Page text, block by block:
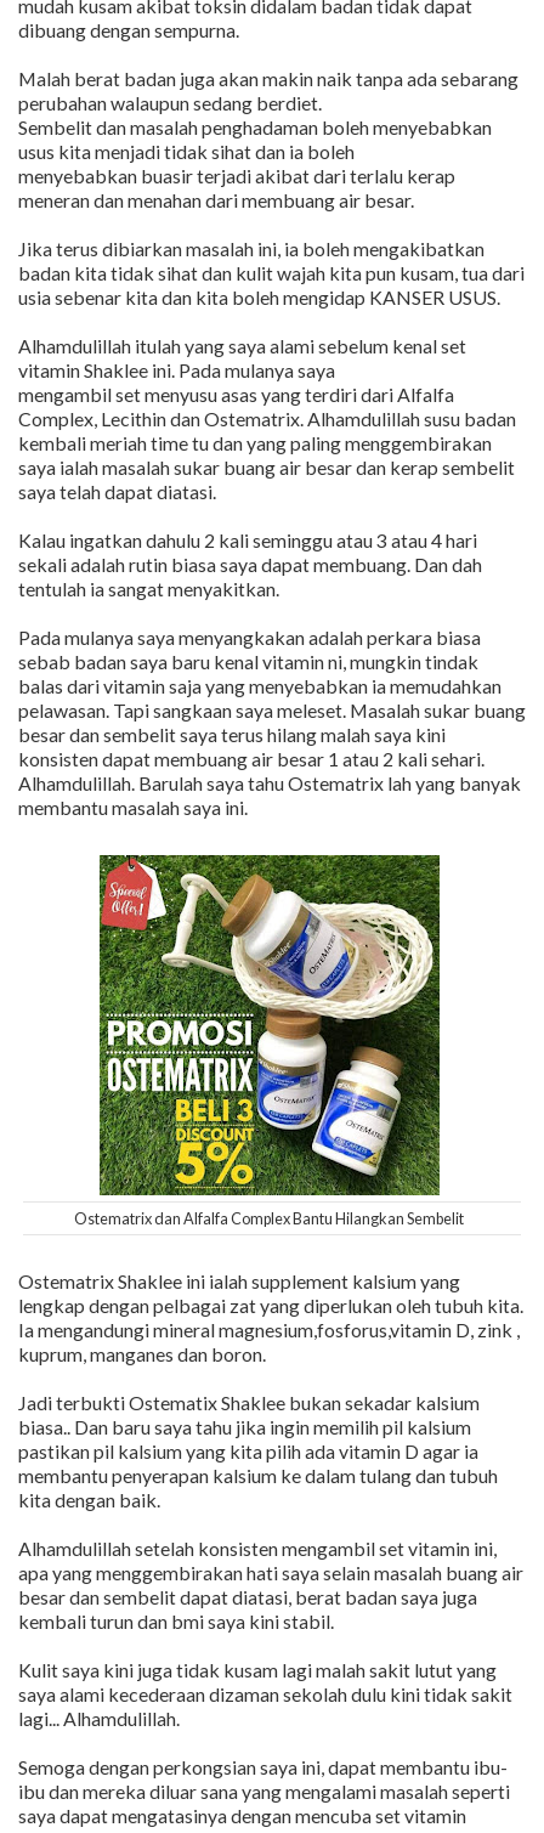
mudah kusam akibat toksin didalam badan tidak dapat
dibuang dengan sempurna.
Malah berat badan juga akan makin naik tanpa ada sebarang
perubahan walaupun sedang berdiet.
Sembelit dan masalah penghadaman boleh menyebabkan
usus kita menjadi tidak sihat dan ia boleh
menyebabkan buasir terjadi akibat dari terlalu kerap
meneran dan menahan dari membuang air besar.
Jika terus dibiarkan masalah ini, ia boleh mengakibatkan
badan kita tidak sihat dan kulit wajah kita pun kusam, tua dari
usia sebenar kita dan kita boleh mengidap KANSER USUS.
Alhamdulillah itulah yang saya alami sebelum kenal set
vitamin Shaklee ini. Pada mulanya saya
mengambil set menyusu asas yang terdiri dari Alfalfa
Complex, Lecithin dan Ostematrix. Alhamdulillah susu badan
kembali meriah time tu dan yang paling menggembirakan
saya ialah masalah sukar buang air besar dan kerap sembelit
saya telah dapat diatasi.
Kalau ingatkan dahulu 2 kali seminggu atau 3 atau 4 hari
sekali adalah rutin biasa saya dapat membuang. Dan dah
tentulah ia sangat menyakitkan.
Pada mulanya saya menyangkakan adalah perkara biasa
sebab badan saya baru kenal vitamin ni, mungkin tindak
balas dari vitamin saja yang menyebabkan ia memudahkan
pelawasan. Tapi sangkaan saya meleset. Masalah sukar buang
besar dan sembelit saya terus hilang malah saya kini
konsisten dapat membuang air besar 1 atau 2 kali sehari.
Alhamdulillah. Barulah saya tahu Ostematrix lah yang banyak
membantu masalah saya ini.
Ostematrix dan Alfalfa Complex Bantu Hilangkan Sembelit
Ostematrix Shaklee ini ialah supplement kalsium yang
lengkap dengan pelbagai zat yang diperlukan oleh tubuh kita.
Ia mengandungi mineral magnesium,fosforus,vitamin D, zink ,
kuprum, manganes dan boron.
Jadi terbukti Ostematix Shaklee bukan sekadar kalsium
biasa.. Dan baru saya tahu jika ingin memilih pil kalsium
pastikan pil kalsium yang kita pilih ada vitamin D agar ia
membantu penyerapan kalsium ke dalam tulang dan tubuh
kita dengan baik.
Alhamdulillah setelah konsisten mengambil set vitamin ini,
apa yang menggembirakan hati saya selain masalah buang air
besar dan sembelit dapat diatasi, berat badan saya juga
kembali turun dan bmi saya kini stabil.
Kulit saya kini juga tidak kusam lagi malah sakit lutut yang
saya alami kecederaan dizaman sekolah dulu kini tidak sakit
lagi... Alhamdulillah.
Semoga dengan perkongsian saya ini, dapat membantu ibu-
ibu dan mereka diluar sana yang mengalami masalah seperti
saya dapat mengatasinya dengan mencuba set vitamin